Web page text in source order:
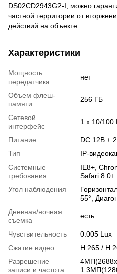
DS02CD2943G2-I, можно
частной территории от
действий на объекте.
Характеристики
Мощность
передатчика
нет
Объем флеш-
памяти
256 ГБ
Сетевой
интерфейс
1 x 10/100
Питание
DC 12В ±
Тип
IP-
Системные
требования
IE8+,
Safari 8.0+
Угол наблюдения
55°,
Дневная/ночная
съемка
есть
Чувствительность
0.005 Lux
Сжатие видео
H.265 /
Разрешение
записи и частота